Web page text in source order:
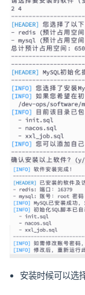
安装时候可以选